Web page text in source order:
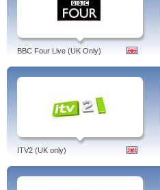
BBC Four Live (UK Only)
ITV2 (UK only)